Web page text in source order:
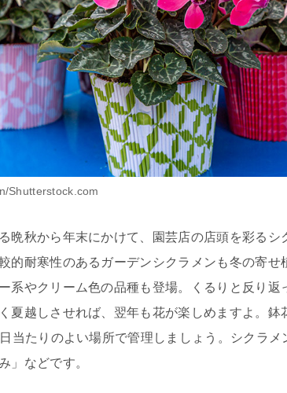
Shutterstock.com
晩秋から年末にかけて、園芸店の店頭を彩る
的耐寒性のあるガーデンシクラメンも冬の寄せ
系やクリーム色の品種も登場。くるりと反り
夏越しさせれば、翌年も花が楽しめますよ。
当たりのよい場所で管理しましょう。シクラ
」などです。